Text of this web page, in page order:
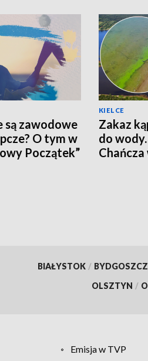
są zawodowe
O tym w
Początek”
KIELCE
Zakaz
do
BIAŁYSTOK / BYDGOSZCZ
OLSZTYN /
Emisja w TVP